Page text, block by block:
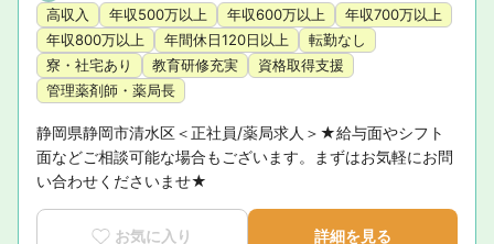
高収入 年収500万以上 年収600万以上
年収700万以上
年収800万以上
年間休日120日以上
転勤なし
寮・社宅あり
教育研修充実
資格取得支援
管理薬剤師・薬局長
静岡県静岡市清水区＜正社員/薬局求人＞★給与面やシフト
面などご相談可能な場合もございます。まずはお気軽にお問
い合わせくださいませ★
お気に入り 詳細を見る